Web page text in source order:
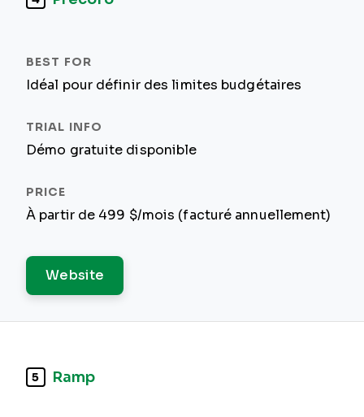
Idéal pour définir des limites budgétaires
Démo gratuite disponible
À partir de 499 $/mois (facturé annuellement)
Website
5 Ramp